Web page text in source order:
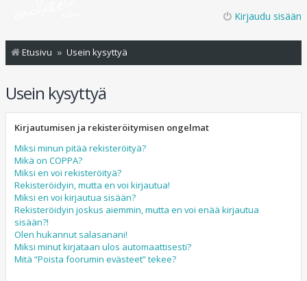
Kirjaudu sisään
Etusivu Usein kysyttyä
Usein kysyttyä
Kirjautumisen ja rekisteröitymisen ongelmat
Miksi minun pitää rekisteröityä?
Mikä on COPPA?
Miksi en voi rekisteröityä?
Rekisteröidyin, mutta en voi kirjautua!
Miksi en voi kirjautua sisään?
Rekisteröidyin joskus aiemmin, mutta en voi enää kirjautua
sisään?!
Olen hukannut salasanani!
Miksi minut kirjataan ulos automaattisesti?
Mitä “Poista foorumin evästeet” tekee?